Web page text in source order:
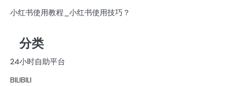
小红书使用教程_小红书使用技巧？
分类
24小时自助平台
BILIBILI